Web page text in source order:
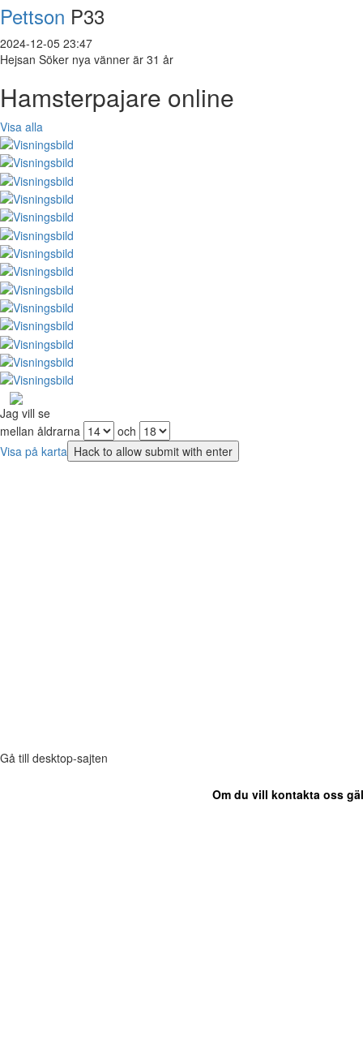
Pettson P33
2024-12-05 23:47
Hejsan Söker nya vänner är 31 år
Hamsterpajare online
Visa alla
Jag vill se
mellan åldrarna
och
Visa på karta
Gå till desktop-sajten
Om du vill kontakta oss